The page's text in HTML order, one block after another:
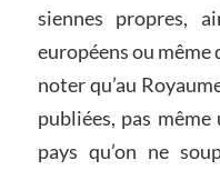
siennes propres,
européens ou même
noter qu’au
publiées, pas
pays qu’on ne